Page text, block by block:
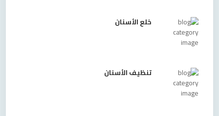
خلع الأسنان
تنظيف الأسنان